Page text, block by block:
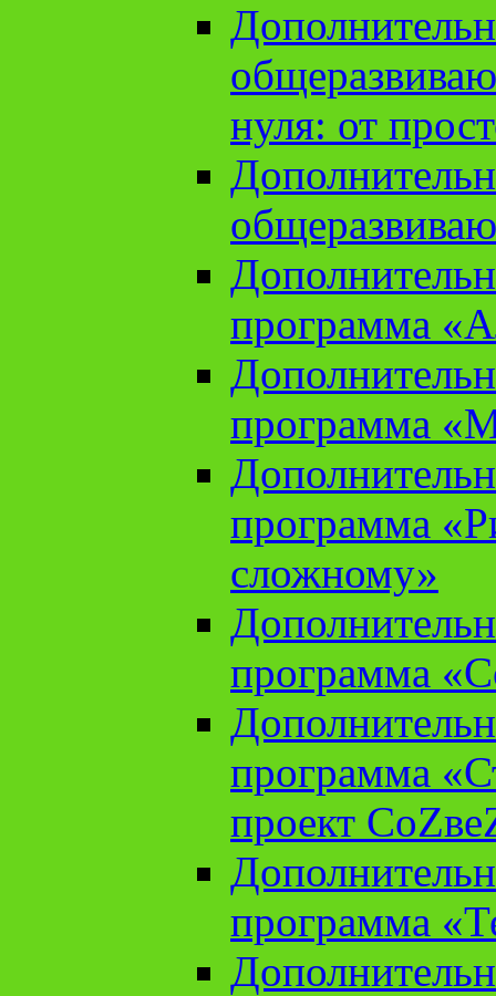
нуля: от
программа
программа
программа
сложному»
программа
программа
проект
программа